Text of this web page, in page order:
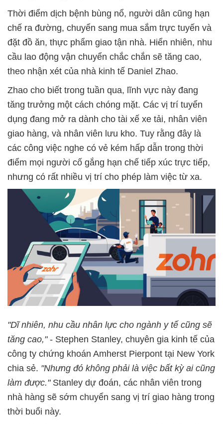
Thời điểm dịch bệnh bùng nổ, người dân cũng hạn
chế ra đường, chuyển sang mua sắm trực tuyến và
đặt đồ ăn, thực phẩm giao tận nhà. Hiển nhiên, nhu
cầu lao động vận chuyển chắc chắn sẽ tăng cao,
theo nhận xét của nhà kinh tế Daniel Zhao.
Zhao cho biết trong tuần qua, lĩnh vực này đang
tăng trưởng một cách chóng mặt. Các vị trí tuyển
dụng đang mở ra dành cho tài xế xe tải, nhân viên
giao hàng, và nhân viên lưu kho. Tuy rằng đây là
các công việc nghe có vẻ kém hấp dẫn trong thời
điểm mọi người cố gắng hạn chế tiếp xúc trực tiếp,
nhưng có rất nhiều vị trí cho phép làm việc từ xa.
"Dĩ nhiên, nhu cầu nhân lực cho ngành y tế cũng sẽ
tăng cao,"- Stephen Stanley, chuyên gia kinh tế của
công ty chứng khoán Amherst Pierpont tại New York
chia sẻ. "Nhưng đó không phải là việc bất kỳ ai cũng
làm được." Stanley dự đoán, các nhân viên trong
nhà hàng sẽ sớm chuyển sang vị trí giao hàng trong
thời buổi này.